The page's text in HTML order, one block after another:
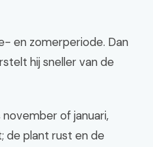
en zomerperiode. Dan
hij sneller van de
november of januari,
de plant rust en de